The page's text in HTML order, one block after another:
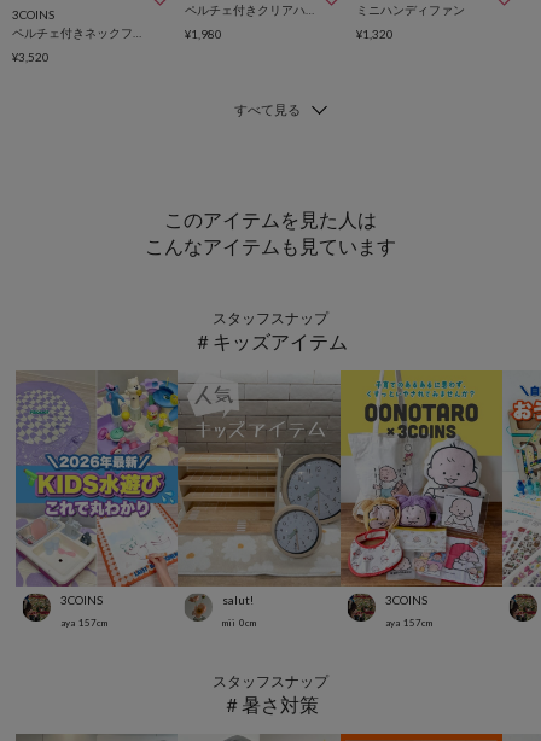
3COINS
¥3,520
¥1,980
ミニハンディファン
¥1,320
このアイテムを見た人は
こんなアイテムも見ています
スタッフスナップ
＃キッズアイテム
3COINS
aya 157cm
salut!
mii 0cm
3COINS
aya 157cm
スタッフスナップ
＃暑さ対策